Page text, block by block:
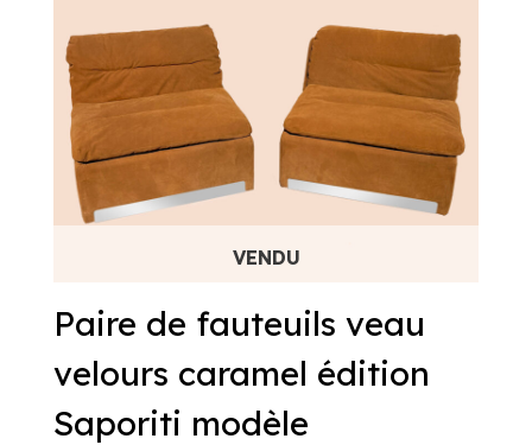
Paire de fauteuils veau
velours caramel édition
Saporiti modèle